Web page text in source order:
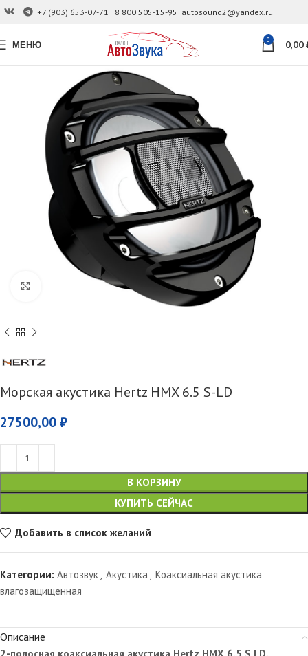
+7 (903) 653-07-71 8 800 505-15-95 autosound2@yandex.ru
МЕНЮ 0 0,00
Морская акустика Hertz HMX 6.5 S-LD
27500,00 ₽
В КОРЗИНУ
КУПИТЬ СЕЙЧАС
Добавить в список желаний
Категории: Автозвук Акустика
Коаксиальная акустика
влагозащищенная
Описание
2-полосная коаксиальная акустика Hertz HMX 6.5 S LD.